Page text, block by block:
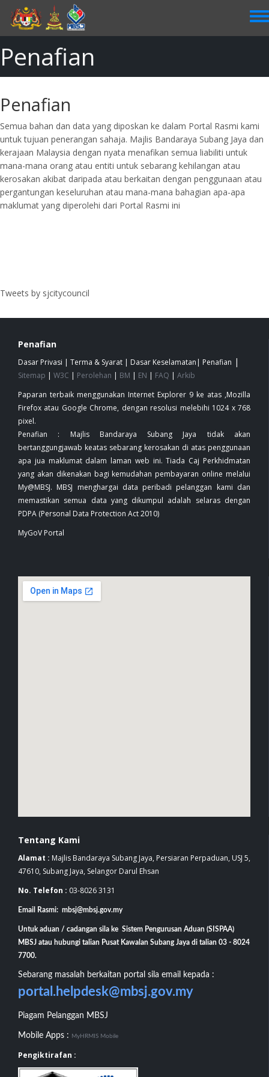
main
content
Penafian
Penafian
Semua bahan dan data yang diposkan ke dalam Portal Rasmi kami
untuk tujuan penerangan sahaja. Majlis Bandaraya Subang Jaya dan
kerajaan Malaysia dengan nyata menafikan semua liabiliti untuk
mana-mana orang atau entiti untuk sebarang kehilangan atau
kerosakan akibat daripada atau berkaitan dengan penggunaan atau
pergantungan keseluruhan atau mana-mana bahagian apa-apa
maklumat yang diperolehi dari Portal Rasmi ini
Tweets by sjcitycouncil
Penafian
Dasar Privasi | Terma & Syarat | Dasar Keselamatan | Penafian |
Sitemap | W3C | Perolehan | BM | EN | FAQ | Arkib
Paparan terbaik menggunakan Internet Explorer 9 ke atas ,Mozilla
Firefox atau Google Chrome, dengan resolusi melebihi 1024 x 768
pixel.
Penafian : Majlis Bandaraya Subang Jaya tidak akan
bertanggungjawab keatas sebarang kerosakan di atas penggunaan
apa jua maklumat dalam laman web ini. Tiada Caj Perkhidmatan
yang akan dikenakan bagi kemudahan pembayaran online melalui
My@MBSJ. MBSJ menghargai data peribadi pelanggan kami dan
memastikan semua data yang dikumpul adalah selaras dengan
PDPA (Personal Data Protection Act 2010)
MyGoV Portal
Tentang Kami
Alamat : Majlis Bandaraya Subang Jaya, Persiaran Perpaduan, USJ 5,
47610, Subang Jaya, Selangor Darul Ehsan
No. Telefon : 03-8026 3131
Email Rasmi: mbsj@mbsj.gov.my
Untuk aduan / cadangan sila ke Sistem Pengurusan Aduan (SISPAA)
MBSJ atau hubungi talian Pusat Kawalan Subang Jaya di talian 03 - 8024
7700.
Sebarang masalah berkaitan portal sila email kepada :
portal.helpdesk@mbsj.gov.my
Piagam Pelanggan MBSJ
Mobile Apps : MyHRMIS Mobile
Pengiktirafan :